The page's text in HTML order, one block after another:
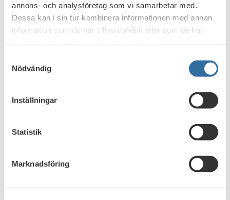
annons- och analysföretag som vi samarbetar med.
Dessa kan i sin tur kombinera informationen med annan
information som du har tillhandahållit eller som de har
Nödvändig
Inställningar
Statistik
Marknadsföring
Svenska Bankföreningens EU-arbete har fått en allt större
genomslagskraft i det europeiska påverkansarbetet och
bättre kunna påverka de aktuella EU-processerna har
Sedan 2022 har vi ett gemensamt EU-kontor tillsammans
Finance Finland och Finance Norway. Kontoret är
Namnbytet till Finance Sweden är också ett naturligt steg i